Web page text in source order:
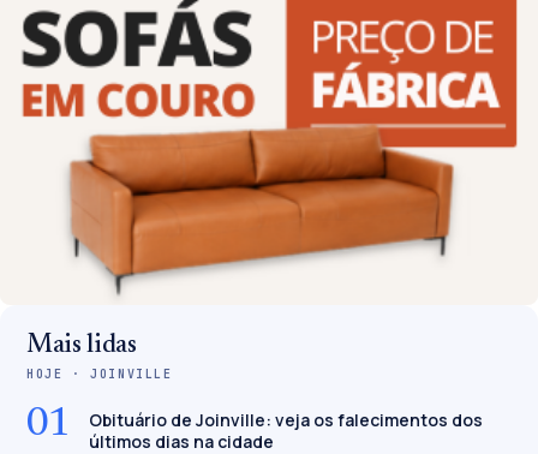
Mais lidas
HOJE · JOINVILLE
01
Obituário de Joinville: veja os falecimentos dos
últimos dias na cidade